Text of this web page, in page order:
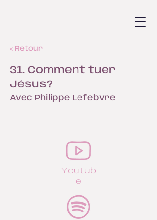
< Retour
31. Comment tuer
Jésus?
Avec Philippe Lefebvre
Youtub
e